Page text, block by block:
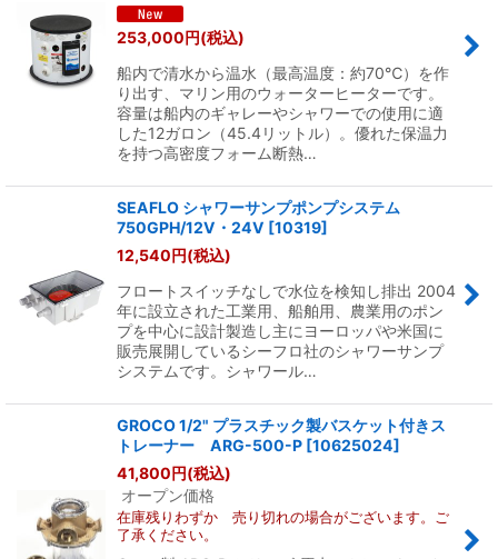
253,000円(税込)
船内で清水から温水（最高温度：約70℃）を作
り出す、マリン用のウォーターヒーターです。
容量は船内のギャレーやシャワーでの使用に適
した12ガロン（45.4リットル）。優れた保温力
を持つ高密度フォーム断熱…
SEAFLO シャワーサンプポンプシステム
750GPH/12V・24V [10319]
12,540円(税込)
フロートスイッチなしで水位を検知し排出 2004
年に設立された工業用、船舶用、農業用のポン
プを中心に設計製造し主にヨーロッパや米国に
販売展開しているシーフロ社のシャワーサンプ
システムです。シャワール…
GROCO 1/2" プラスチック製バスケット付きス
トレーナー ARG-500-P [10625024]
41,800円(税込)
オープン価格
在庫残りわずか 売り切れの場合がございます。ご
了承ください。